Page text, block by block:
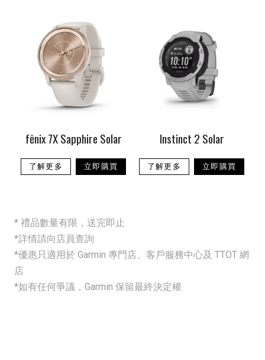
fēnix 7X Sapphire Solar
了解更多 立即購買
Instinct 2 Solar
了解更多 立即購買
* 禮品數量有限，送完即止
*詳情請向店員查詢
*優惠只適用於 Garmin 專門店、客戶服務中心及 TTOT 網
店
*如有任何爭議，Garmin 保留最終決定權